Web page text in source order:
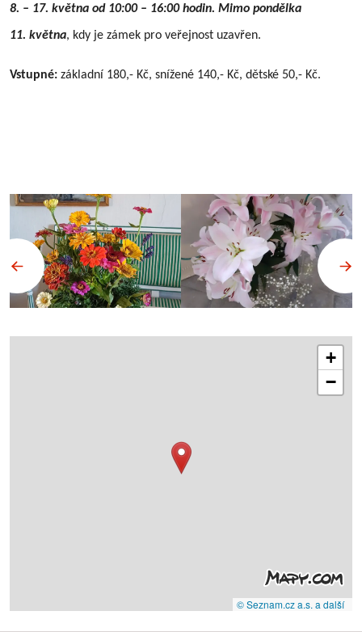
8. – 17. května od 10:00 – 16:00 hodin. Mimo pondělka
11. května, kdy je zámek pro veřejnost uzavřen.
Vstupné: základní 180,- Kč, snížené 140,- Kč, dětské 50,- Kč.
+
−
© Seznam.cz a.s. a další